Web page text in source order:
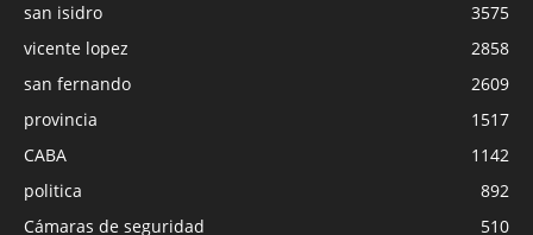
san isidro
3575
vicente lopez
2858
san fernando
2609
provincia
1517
CABA
1142
politica
892
Cámaras de seguridad
510